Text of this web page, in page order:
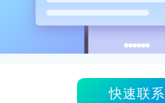
快速联系